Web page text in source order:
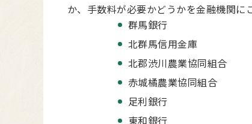
か、手数料が必要かどうかを金融機関に
群馬銀行
北群馬信用金庫
北郡渋川農業協同組合
赤城橘農業協同組合
足利銀行
東和銀行